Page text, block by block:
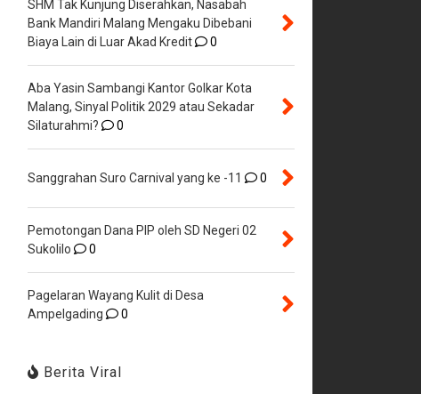
SHM Tak Kunjung Diserahkan, Nasabah
Bank Mandiri Malang Mengaku Dibebani
Biaya Lain di Luar Akad Kredit
0
Aba Yasin Sambangi Kantor Golkar Kota
Malang, Sinyal Politik 2029 atau Sekadar
Silaturahmi?
0
Sanggrahan Suro Carnival yang ke -11 0
Pemotongan Dana PIP oleh SD Negeri 02
Sukolilo
0
Pagelaran Wayang Kulit di Desa
Ampelgading
0
Berita Viral